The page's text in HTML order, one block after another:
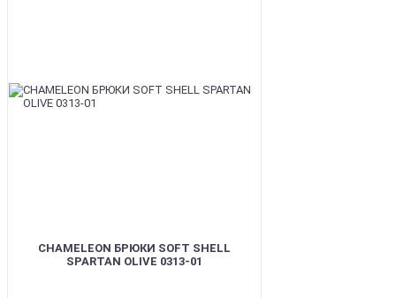
CHAMELEON БРЮКИ SOFT SHELL
SPARTAN OLIVE 0313-01